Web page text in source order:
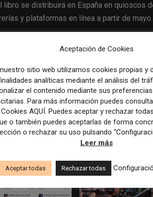
se distribuirá en España en quioscos
y plataformas en línea a partir de mayo.
El periodismo hiperlocal y deportivo en
conversión hasta ocho veces
Aceptación de Cookies
sitio web utilizamos cookies propias y
analíticas mediante el análisis del
el contenido mediante sus
Para más información puedes
AQUÍ. Puedes aceptar y rechazar
o también puedes aceptarlas de forma
o rechazar su uso pulsando
Leer más
Aceptar todas Rechazar todas